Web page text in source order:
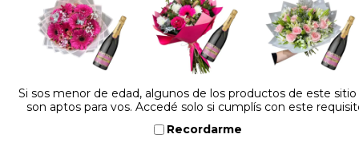
Dejá tu opinión
Si sos menor de edad, algunos de los productos de este
son aptos para vos. Accedé solo si cumplís con este
Recordarme